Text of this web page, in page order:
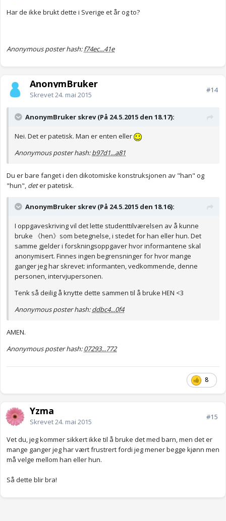
Har de ikke brukt dette i Sverige et år og to?
Anonymous poster hash:f74ec...41e
AnonymBruker
Skrevet24. mai 2015
#14
AnonymBruker skrev (På 24.5.2015 den 18.17):
Nei. Det er patetisk. Man er enten eller
Anonymous poster hash:b97d1...a81
Du er bare fanget i den dikotomiske konstruksjonen av "han" og
"hun", deter patetisk.
AnonymBruker skrev (På 24.5.2015 den 18.16):
I oppgaveskriving vil det lette studenttilværelsen av å kunne
bruke 《hen》som betegnelse, i stedet for han eller hun. Det
samme gjelder i forskningsoppgaver hvor informantene skal
anonymisert. Finnes ingen begrensninger for hvor mange
ganger jeg har skrevet: informanten, vedkommende, denne
personen, intervjupersonen.
Tenk så deilig å knytte dette sammen til å bruke HEN <3
Anonymous poster hash:ddbc4...0f4
AMEN.
Anonymous poster hash:07293...772
8
Yzma
Skrevet24. mai 2015
#15
Vet du, jeg kommer sikkert ikke til å bruke det med barn, men det er
mange ganger jeg har vært frustrert fordi jeg mener begge kjønn men
må velge mellom han eller hun.
Så dette blir bra!